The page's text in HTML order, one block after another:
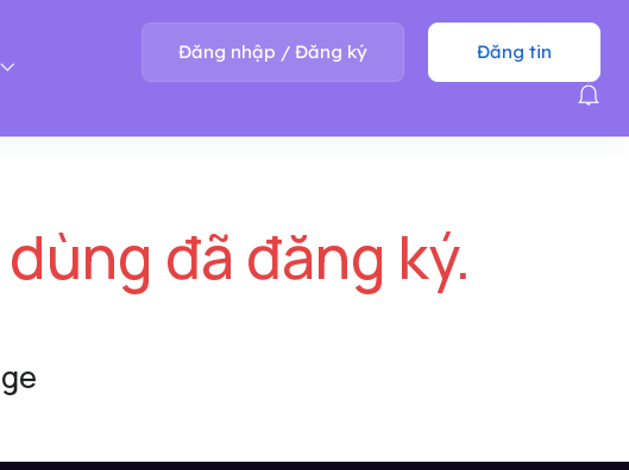
Đăng nhập / Đăng ký Đăng tin
đã đăng ký.